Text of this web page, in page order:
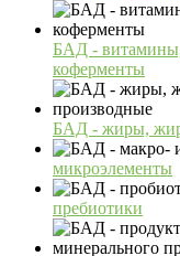
БАД -
коферменты
БАД - жиры,
микроэлементы
пребиотики